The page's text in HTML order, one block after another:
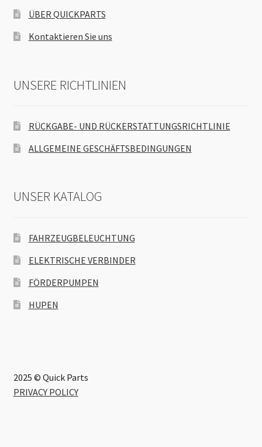
ÜBER QUICKPARTS
Kontaktieren Sie uns
UNSERE RICHTLINIEN
RÜCKGABE- UND RÜCKERSTATTUNGSRICHTLINIE
ALLGEMEINE GESCHÄFTSBEDINGUNGEN
UNSER KATALOG
FAHRZEUGBELEUCHTUNG
ELEKTRISCHE VERBINDER
FÖRDERPUMPEN
HUPEN
2025 © Quick Parts
PRIVACY POLICY